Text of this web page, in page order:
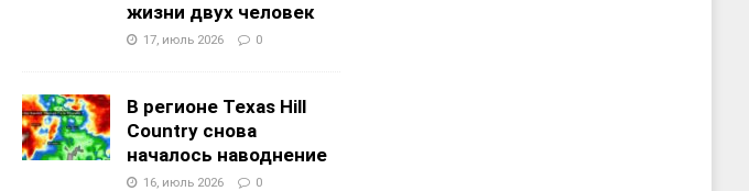
жизни двух человек
17, июль 2026 0
В регионе Texas Hill
Country снова
началось наводнение
16, июль 2026 0